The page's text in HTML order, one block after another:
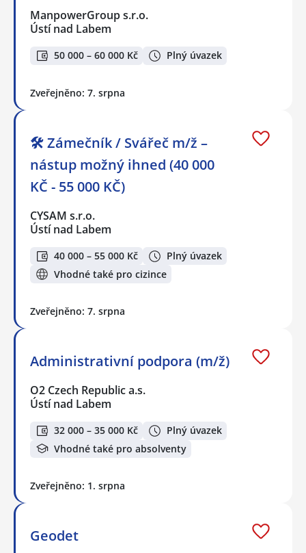
ManpowerGroup s.r.o.
Ústí nad Labem
50 000 – 60 000 Kč Plný úvazek
Zveřejněno: 7. srpna
🛠️ Zámečník / Svářeč m/ž –
nástup možný ihned (40 000
KČ - 55 000 KČ)
CYSAM s.r.o.
Ústí nad Labem
40 000 – 55 000 Kč
Plný úvazek
Vhodné také pro cizince
Zveřejněno: 7. srpna
Administrativní podpora (m/ž)
O2 Czech Republic a.s.
Ústí nad Labem
32 000 – 35 000 Kč
Plný úvazek
Vhodné také pro absolventy
Zveřejněno: 1. srpna
Geodet